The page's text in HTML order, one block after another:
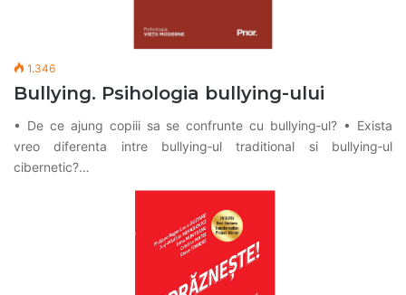
1.346
Bullying. Psihologia bullying-ului
• De ce ajung copiii sa se confrunte cu bullying‑ul? • Exista
vreo dife­renta intre bullying‑ul traditional si bullying‑ul
cibernetic?…